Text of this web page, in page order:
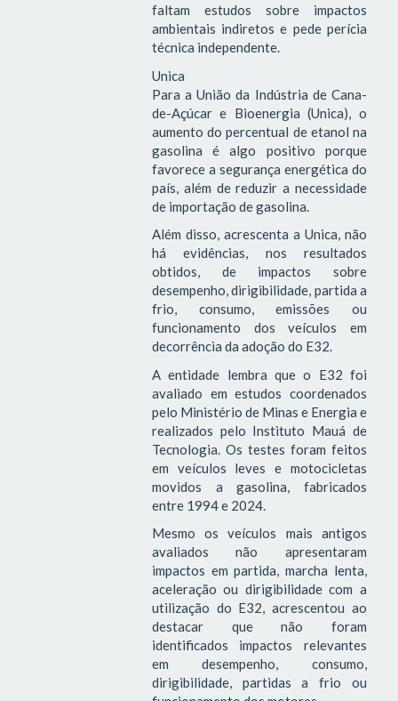
faltam estudos sobre impactos
ambientais indiretos e pede perícia
técnica independente.
Unica
Para a União da Indústria de Cana-
de-Açúcar e Bioenergia (Unica), o
aumento do percentual de etanol na
gasolina é algo positivo porque
favorece a segurança energética do
país, além de reduzir a necessidade
de importação de gasolina.
Além disso, acrescenta a Unica, não
há evidências, nos resultados
obtidos, de impactos sobre
desempenho, dirigibilidade, partida a
frio, consumo, emissões ou
funcionamento dos veículos em
decorrência da adoção do E32.
A entidade lembra que o E32 foi
avaliado em estudos coordenados
pelo Ministério de Minas e Energia e
realizados pelo Instituto Mauá de
Tecnologia. Os testes foram feitos
em veículos leves e motocicletas
movidos a gasolina, fabricados
entre 1994 e 2024.
Mesmo os veículos mais antigos
avaliados não apresentaram
impactos em partida, marcha lenta,
aceleração ou dirigibilidade com a
utilização do E32, acrescentou ao
destacar que não foram
identificados impactos relevantes
em desempenho, consumo,
dirigibilidade, partidas a frio ou